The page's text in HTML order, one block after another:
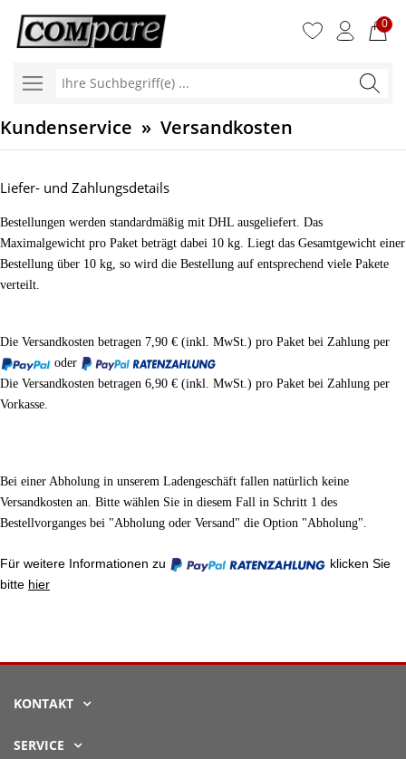
0
Ihre
Kundenservice » Versandkosten
Liefer- und Zahlungsdetails
Bestellungen werden standardmäßig mit DHL ausgeliefert. Das
Maximalgewicht pro Paket beträgt dabei 10 kg. Liegt das Gesamtgewicht einer
Bestellung über 10 kg, so wird die Bestellung auf entsprechend viele Pakete
verteilt.
Die Versandkosten betragen 7,90 € (inkl. MwSt.) pro Paket bei Zahlung per
oder
Die Versandkosten betragen 6,90 € (inkl. MwSt.) pro Paket bei Zahlung per
Vorkasse.
Bei einer Abholung in unserem Ladengeschäft fallen natürlich keine
Versandkosten an. Bitte wählen Sie in diesem Fall in Schritt 1 des
Bestellvorganges bei "Abholung oder Versand" die Option "Abholung".
Für weitere Informationen zu
klicken Sie
bitte hier
KONTAKT
SERVICE